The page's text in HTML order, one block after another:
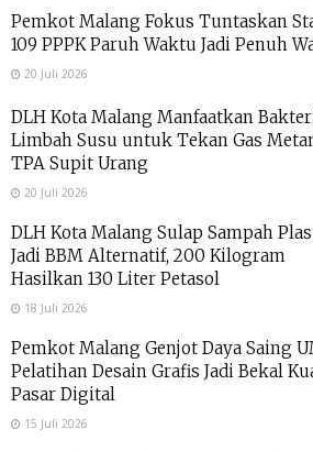
Pemkot Malang Fokus Tuntaskan
109 PPPK Paruh Waktu Jadi Penuh
20 Juli 2026
DLH Kota Malang Manfaatkan
Limbah Susu untuk Tekan Gas
TPA Supit Urang
20 Juli 2026
DLH Kota Malang Sulap Sampah
Jadi BBM Alternatif, 200 Kilogram
Hasilkan 130 Liter Petasol
18 Juli 2026
Pemkot Malang Genjot Daya Saing
Pelatihan Desain Grafis Jadi Bekal
Pasar Digital
15 Juli 2026